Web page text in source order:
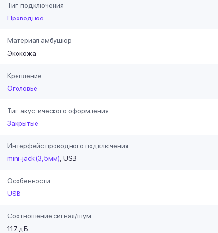
Тип подключения
Проводное
Материал амбушюр
Экокожа
Крепление
Оголовье
Тип акустического оформления
Закрытые
Интерфейс проводного подключения
mini-jack (3,5мм) USB
Особенности
USB
Соотношение сигнал/шум
117 дБ